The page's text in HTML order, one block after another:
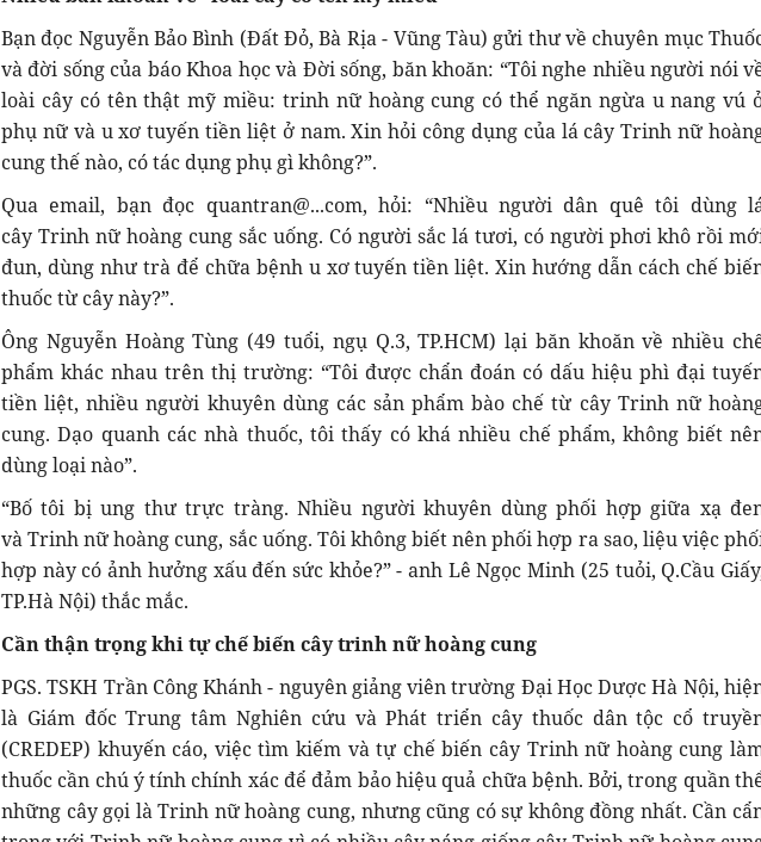
Bạn đọc Nguyễn Bảo Bình (Đất Đỏ, Bà Rịa - Vũng Tàu) gửi thư về chuyên mục
và đời sống của báo Khoa học và Đời sống, băn khoăn: “Tôi nghe nhiều người nói
loài cây có tên thật mỹ miều: trinh nữ hoàng cung có thể ngăn ngừa u nang vú
phụ nữ và u xơ tuyến tiền liệt ở nam. Xin hỏi công dụng của lá cây Trinh nữ
cung thế nào, có tác dụng phụ gì không?”.
Qua email, bạn đọc quantran@...com, hỏi: “Nhiều người dân quê tôi dùng
cây Trinh nữ hoàng cung sắc uống. Có người sắc lá tươi, có người phơi khô rồi
đun, dùng như trà để chữa bệnh u xơ tuyến tiền liệt. Xin hướng dẫn cách chế
thuốc từ cây này?”.
Ông Nguyễn Hoàng Tùng (49 tuổi, ngụ Q.3, TP.HCM) lại băn khoăn về nhiều
phẩm khác nhau trên thị trường: “Tôi được chẩn đoán có dấu hiệu phì đại
tiền liệt, nhiều người khuyên dùng các sản phẩm bào chế từ cây Trinh nữ
cung. Dạo quanh các nhà thuốc, tôi thấy có khá nhiều chế phẩm, không biết
dùng loại nào”.
“Bố tôi bị ung thư trực tràng. Nhiều người khuyên dùng phối hợp giữa xạ
và Trinh nữ hoàng cung, sắc uống. Tôi không biết nên phối hợp ra sao, liệu việc
hợp này có ảnh hưởng xấu đến sức khỏe?” - anh Lê Ngọc Minh (25 tuỏi, Q.Cầu
TP.Hà Nội) thắc mắc.
Cần thận trọng khi tự chế biến cây trinh nữ hoàng cung
PGS. TSKH Trần Công Khánh - nguyên giảng viên trường Đại Học Dược Hà Nội,
là Giám đốc Trung tâm Nghiên cứu và Phát triển cây thuốc dân tộc cổ
(CREDEP) khuyến cáo, việc tìm kiếm và tự chế biến cây Trinh nữ hoàng cung
thuốc cần chú ý tính chính xác để đảm bảo hiệu quả chữa bệnh. Bởi, trong quần
những cây gọi là Trinh nữ hoàng cung, nhưng cũng có sự không đồng nhất. Cần